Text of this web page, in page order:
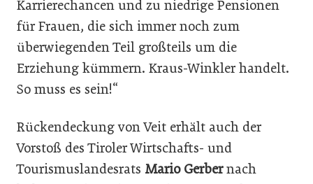
Karrierechancen und zu niedrige Pensionen
für Frauen, die sich immer noch zum
überwiegenden Teil großteils um die
Erziehung kümmern. Kraus-Winkler handelt.
So muss es sein!“
Rückendeckung von Veit erhält auch der
Vorstoß des Tiroler Wirtschafts- und
Tourismuslandesrats Mario Gerbernach